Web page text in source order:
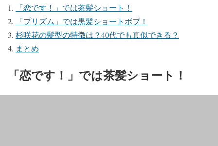
「恋です！」では茶髪ショート！
「プリズム」では黒髪ショートボブ！
杉咲花の髪型の特徴は？40代でも真似できる？
まとめ
「恋です！」では茶髪ショート！